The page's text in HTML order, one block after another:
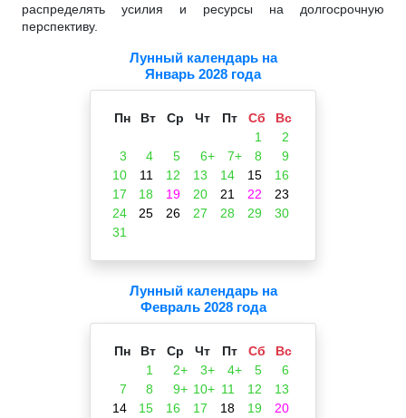
распределять усилия и ресурсы на долгосрочную
перспективу.
Лунный календарь на
Январь 2028 года
Пн Вт Ср Чт Пт Сб
Вс
1
2
3
4 5 6+ 7+ 8
9
10
11 12 13 14 15
16
17
18 19 20 21 22
23
24
25 26 27 28 29
30
31
Лунный календарь на
Февраль 2028 года
Пн Вт Ср Чт Пт Сб
Вс
1
2+ 3+ 4+ 5
6
7
8 9+ 10+ 11 12
13
14
15 16 17 18 19
20